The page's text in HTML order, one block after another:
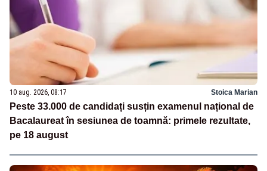
10 aug. 2026, 08:17 Stoica Marian
Peste 33.000 de candidați susțin examenul național de
Bacalaureat în sesiunea de toamnă: primele rezultate,
pe 18 august